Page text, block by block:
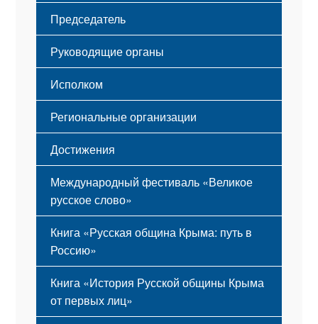
Структура
Мероприятия
Флаг
Герб
Гимн
Председатель
Руководящие органы
Исполком
Региональные организации
Достижения
Международный фестиваль «Великое
русское слово»
Книга «Русская община Крыма: путь в
Россию»
Книга «История Русской общины Крыма
от первых лиц»